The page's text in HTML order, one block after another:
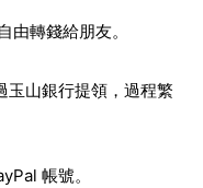
由轉錢給朋友。
玉山銀行提領，過程繁
帳號。